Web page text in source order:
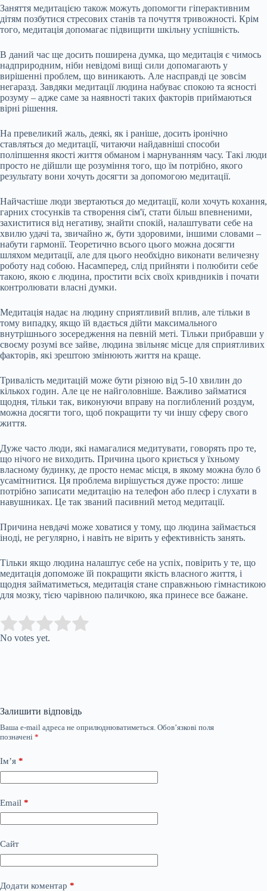
Заняття медитацією також можуть допомогти гіперактивним
дітям позбутися стресових станів та почуття тривожності. Крім
того, медитація допомагає підвищити шкільну успішність.
В даний час ще досить поширена думка, що медитація є чимось
надприродним, ніби невідомі вищі сили допомагають у
вирішенні проблем, що виникають. Але насправді це зовсім
негаразд. Завдяки медитації людина набуває спокою та ясності
розуму – адже саме за наявності таких факторів приймаються
вірні рішення.
На превеликий жаль, деякі, як і раніше, досить іронічно
ставляться до медитації, читаючи найдавніші способи
поліпшення якості життя обманом і марнуванням часу. Такі люди
просто не дійшли ще розуміння того, що їм потрібно, якого
результату вони хочуть досягти за допомогою медитації.
Найчастіше люди звертаються до медитації, коли хочуть кохання,
гарних стосунків та створення сім'ї, стати більш впевненими,
захиститися від негативу, знайти спокій, налаштувати себе на
хвилю удачі та, звичайно ж, бути здоровими, іншими словами –
набути гармонії. Теоретично всього цього можна досягти
шляхом медитації, але для цього необхідно виконати величезну
роботу над собою. Насамперед, слід прийняти і полюбити себе
такою, якою є людина, простити всіх своїх кривдників і почати
контролювати власні думки.
Медитація надає на людину сприятливий вплив, але тільки в
тому випадку, якщо їй вдається дійти максимального
внутрішнього зосередження на певній меті. Тільки прибравши у
своєму розумі все зайве, людина звільняє місце для сприятливих
факторів, які зрештою змінюють життя на краще.
Тривалість медитацій може бути різною від 5-10 хвилин до
кількох годин. Але це не найголовніше. Важливо займатися
щодня, тільки так, виконуючи вправу на поглиблений роздум,
можна досягти того, щоб покращити ту чи іншу сферу свого
життя.
Дуже часто люди, які намагалися медитувати, говорять про те,
що нічого не виходить. Причина цього криється у їхньому
власному будинку, де просто немає місця, в якому можна було б
усамітнитися. Ця проблема вирішується дуже просто: лише
потрібно записати медитацію на телефон або плеєр і слухати в
навушниках. Це так званий пасивний метод медитації.
Причина невдачі може ховатися у тому, що людина займається
іноді, не регулярно, і навіть не вірить у ефективність занять.
Тільки якщо людина налаштує себе на успіх, повірить у те, що
медитація допоможе їй покращити якість власного життя, і
щодня займатиметься, медитація стане справжньою гімнастикою
для мозку, тією чарівною паличкою, яка принесе все бажане.
Rate this item:
No votes yet.
Залишити відповідь
Ваша e-mail адреса не оприлюднюватиметься. Обов’язкові поля
позначені *
Ім’я *
Email *
Сайт
Додати коментар *